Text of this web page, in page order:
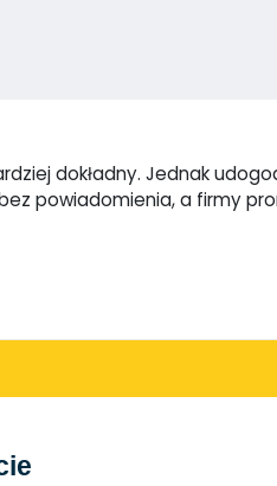
dokładny. Jednak
powiadomienia, a firmy